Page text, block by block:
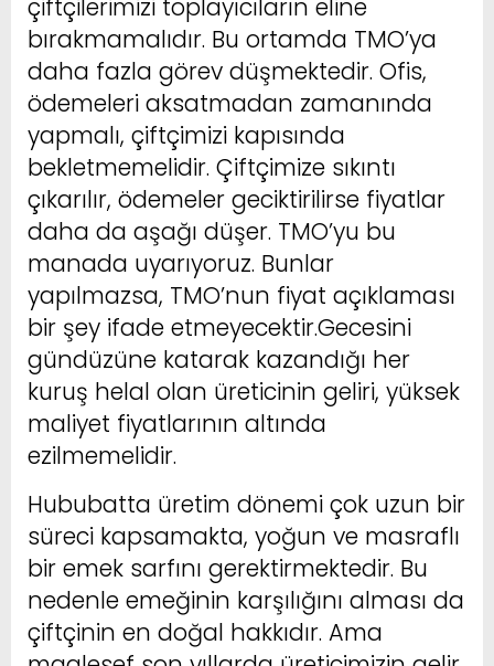
çiftçilerimizi toplayıcıların eline
bırakmamalıdır. Bu ortamda TMO’ya
daha fazla görev düşmektedir. Ofis,
ödemeleri aksatmadan zamanında
yapmalı, çiftçimizi kapısında
bekletmemelidir. Çiftçimize sıkıntı
çıkarılır, ödemeler geciktirilirse fiyatlar
daha da aşağı düşer. TMO’yu bu
manada uyarıyoruz. Bunlar
yapılmazsa, TMO’nun fiyat açıklaması
bir şey ifade etmeyecektir.Gecesini
gündüzüne katarak kazandığı her
kuruş helal olan üreticinin geliri, yüksek
maliyet fiyatlarının altında
ezilmemelidir.
Hububatta üretim dönemi çok uzun bir
süreci kapsamakta, yoğun ve masraflı
bir emek sarfını gerektirmektedir. Bu
nedenle emeğinin karşılığını alması da
çiftçinin en doğal hakkıdır. Ama